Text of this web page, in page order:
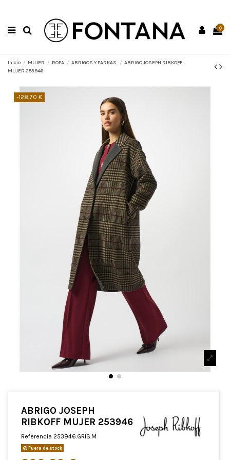
0
Inicio MUJER ROPA ABRIGOS Y PARKAS
ABRIGO JOSEPH RIBKOFF
MUJER 253946
-128,70 €
ABRIGO JOSEPH
RIBKOFF MUJER 253946
Referencia 253946.GRIS.M
Fuera de stock